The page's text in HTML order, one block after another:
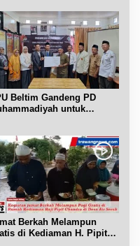
Beltim Gandeng PD
untuk
Berkah Melampun
di Kediaman H. Pipit